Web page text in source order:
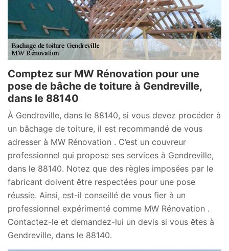
Comptez sur MW Rénovation pour une
pose de bâche de toiture à Gendreville,
dans le 88140
À Gendreville, dans le 88140, si vous devez procéder à
un bâchage de toiture, il est recommandé de vous
adresser à MW Rénovation . C’est un couvreur
professionnel qui propose ses services à Gendreville,
dans le 88140. Notez que des règles imposées par le
fabricant doivent être respectées pour une pose
réussie. Ainsi, est-il conseillé de vous fier à un
professionnel expérimenté comme MW Rénovation .
Contactez-le et demandez-lui un devis si vous êtes à
Gendreville, dans le 88140.